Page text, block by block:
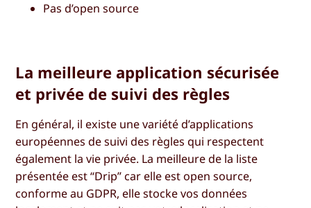
Pas d’open source
La meilleure application sécurisée
et privée de suivi des règles
En général, il existe une variété d’applications
européennes de suivi des règles qui respectent
également la vie privée. La meilleure de la liste
présentée est “Drip” car elle est open source,
conforme au GDPR, elle stocke vos données